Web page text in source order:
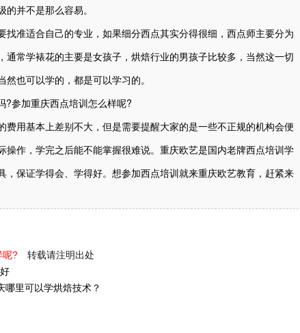
并不是那么容易。
准适合自己的专业，如果细分西点其实分得很细，西点师主要分为
常学裱花的主要是女孩子，烘焙行业的男孩子比较多，当然这一切
也可以学的，都是可以学习的。
用基本上差别不大，但是需要提醒大家的是一些不正规的机构会便
作，学完之后能不能掌握很难说。重庆欧艺是国内老牌西点培训学
保证学得会、学得好。想参加西点培训就来重庆欧艺教育，赶紧来
呢?
转载请注明出处
哪里可以学烘焙技术？